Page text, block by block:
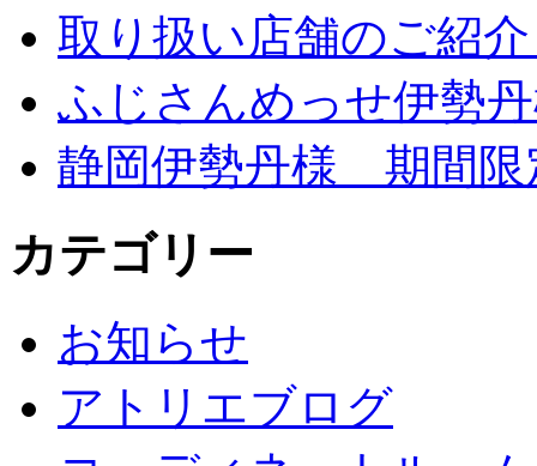
取り扱い店舗のご紹
ふじさんめっせ伊勢
静岡伊勢丹様 期間限
カテゴリー
お知らせ
アトリエブログ